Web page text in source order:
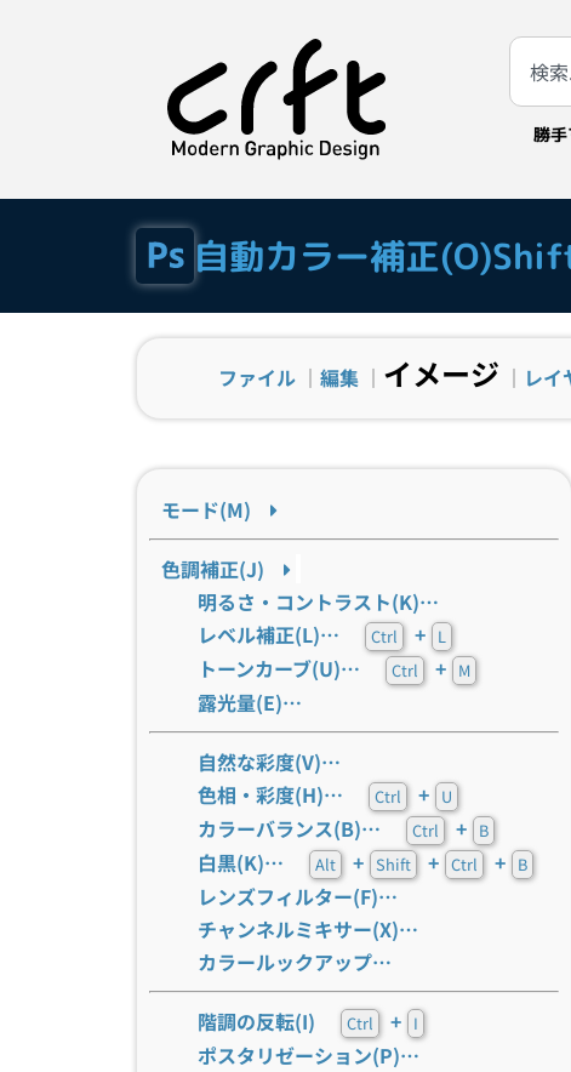
勝
自動カラー補正
ファイル ｜ 編集 ｜ イメージ ｜ レイ
モード(M)
色調補正(J)
明るさ・コントラスト(K)…
レベル補正(L)…
Ctrl + L
トーンカーブ(U)… Ctrl + M
露光量(E)…
自然な彩度(V)…
色相・彩度(H)…
Ctrl + U
カラーバランス(B)… Ctrl + B
白黒(K)… Alt + Shift + Ctrl + B
レンズフィルター(F)…
チャンネルミキサー(X)…
カラールックアップ…
階調の反転(I) Ctrl + I
ポスタリゼーション(P)…